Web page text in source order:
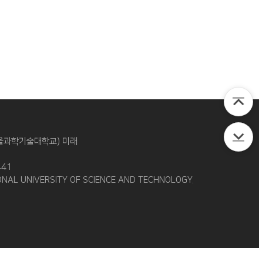
학기술대학교) 미래
UNIVERSITY OF SCIENCE AND TECHNOLOGY.